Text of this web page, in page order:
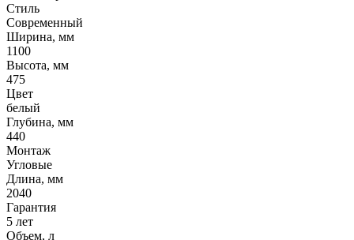
Стиль
Современный
Ширина, мм
1100
Высота, мм
475
Цвет
белый
Глубина, мм
440
Монтаж
Угловые
Длина, мм
2040
Гарантия
5 лет
Объем, л